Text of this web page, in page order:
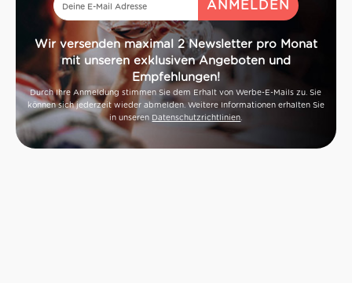
Wir versenden maximal 2 Newsletter pro Monat
mit unseren exklusiven Angeboten und
Empfehlungen!
Durch Ihre Anmeldung stimmen Sie dem Erhalt von Werbe-E-Mails zu. Sie
können sich jederzeit wieder abmelden. Weitere Informationen erhalten Sie
in unseren Datenschutzrichtlinien